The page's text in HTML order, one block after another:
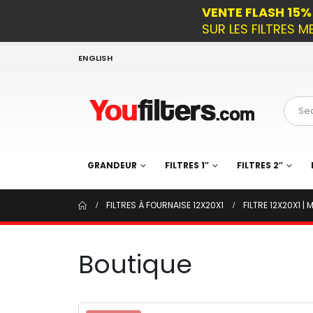
VENTE FLASH
SUR LES FILTRES
ENGLISH
GRANDEUR FILTRES 1″ FILTRES 2″
FILTRES À FOURNAISE 12X20X1 FILTRE 12X20X1 |
Boutique